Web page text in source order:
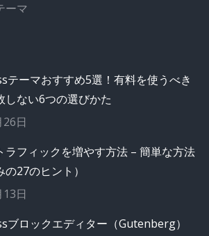
ーマ
テーマおすすめ5選！有料を使うべき
しない6つの選びかた
日
ラフィックを増やす方法 – 簡単な方法
の27のヒント）
日
ブロックエディター（Gutenberg）